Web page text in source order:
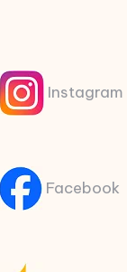
Instagram
Facebook